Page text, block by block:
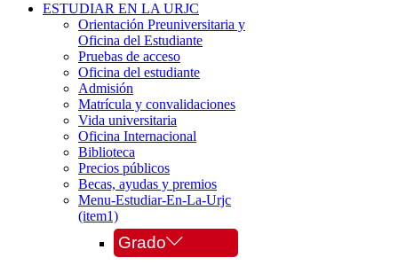
ESTUDIAR EN LA URJC
Orientación Preuniversitaria y
Oficina del Estudiante
Pruebas de acceso
Oficina del estudiante
Admisión
Matrícula y convalidaciones
Vida universitaria
Oficina Internacional
Biblioteca
Precios públicos
Becas, ayudas y premios
Menu-Estudiar-En-La-Urjc
(item1)
Grado